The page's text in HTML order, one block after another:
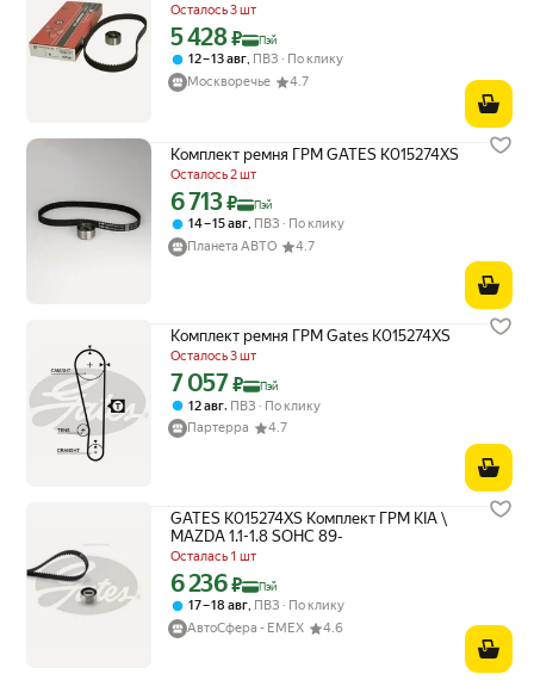
Осталось 3 шт
Цена с картой Яндекс Пэй 5428 ₽ вместо
5 428₽ Пэй
12 – 13 авг, ПВЗ
По клику
Москворечье
4.7
Комплект ремня ГРМ GATES K015274XS
Осталось 2 шт
Цена с картой Яндекс Пэй 6713 ₽ вместо
6 713₽ Пэй
14 – 15 авг ПВЗ
По клику
Планета АВТО
4.7
Комплект ремня ГРМ Gates K015274XS
Осталось 3 шт
Цена с картой Яндекс Пэй 7057 ₽ вместо
7 057₽ Пэй
12 авг, ПВЗ
По клику
Партерра
4.7
GATES K015274XS Комплект ГРМ KIA \
MAZDA 1.1-1.8 SOHC 89-
Осталась 1 шт
Цена с картой Яндекс Пэй 6236 ₽ вместо
6 236₽ Пэй
17 – 18 авг, ПВЗ
По клику
АвтоСфера - ЕМЕХ
4.6